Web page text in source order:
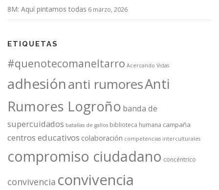
8M: Aquí pintamos todas 6 marzo, 2026
ETIQUETAS
#quenotecomaneltarro Acercando Vidas
adhesiónanti rumoresAnti
Rumores Logroño banda de
supercuidados batallas de gallos biblioteca humana campaña
centros educativos colaboración competencias interculturales
compromiso ciudadano concéntrico
convivencia convivencia